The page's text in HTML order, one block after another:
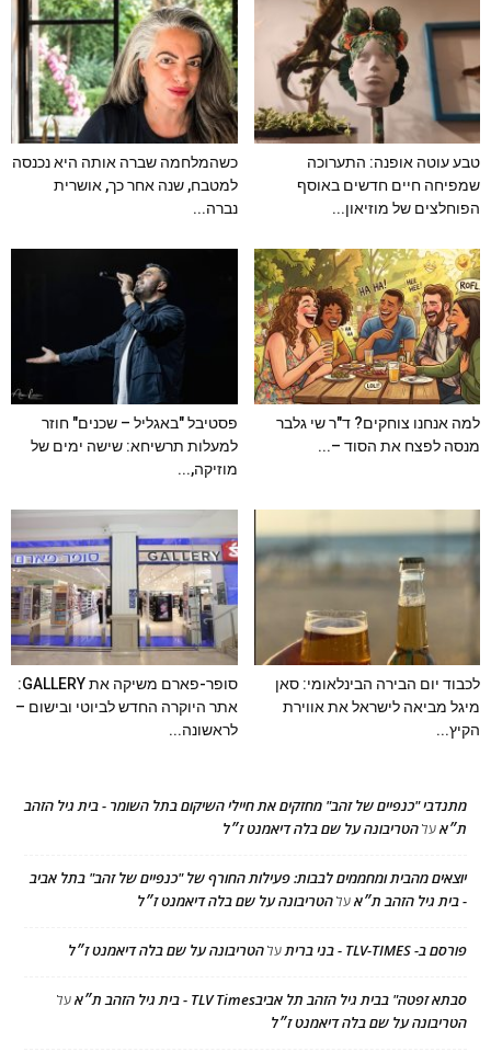
טבע עוטה אופנה: התערוכה
שמפיחה חיים חדשים באוסף
הפוחלצים של מוזיאון...
כשהמלחמה שברה אותה היא נכנסה
למטבח, שנה אחר כך, אושרית
נברה...
למה אנחנו צוחקים? ד"ר שי גלבר
מנסה לפצח את הסוד –...
פסטיבל "באגליל – שכנים" חוזר
למעלות תרשיחא: שישה ימים של
מוזיקה,...
לכבוד יום הבירה הבינלאומי: סאן
מיגל מביאה לישראל את אווירת
הקיץ...
סופר-פארם משיקה את GALLERY:
אתר היוקרה החדש לביוטי ובישום –
לראשונה...
מתנדבי "כנפיים של זהב" מחזקים את חיילי השיקום בתל השומר - בית גיל הזהב
ת״אעלהטריבונה על שם בלה דיאמנט ז״ל
יוצאים מהבית ומחממים לבבות: פעילות החורף של "כנפיים של זהב" בתל אביב
- בית גיל הזהב ת״אעלהטריבונה על שם בלה דיאמנט ז״ל
פורסם ב- TLV-TIMES - בני ברית עלהטריבונה על שם בלה דיאמנט ז״ל
סבתא זפטה" בבית גיל הזהב תל אביבTLV Times - בית גיל הזהב ת״א על
הטריבונה על שם בלה דיאמנט ז״ל